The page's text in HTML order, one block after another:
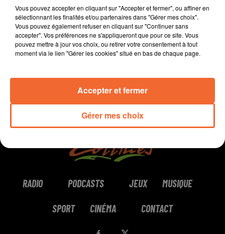
7h40 et le dimanche à 9h30.
0:00 7 min 37 sec
RADIO PODCASTS JEUX MUSIQUE
SPORT CINÉMA CONTACT
Vous pouvez accepter en cliquant sur "Accepter et fermer", ou affiner en
sélectionnant les finalités et/ou partenaires dans "Gérer mes choix".
Vous pouvez également refuser en cliquant sur "Continuer sans
accepter". Vos préférences ne s'appliqueront que pour ce site. Vous
pouvez mettre à jour vos choix, ou retirer votre consentement à tout
moment via le lien "Gérer les cookies" situé en bas de chaque page.
Gérer mes choix
Accepter et fermer